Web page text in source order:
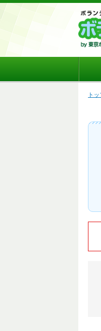
ト